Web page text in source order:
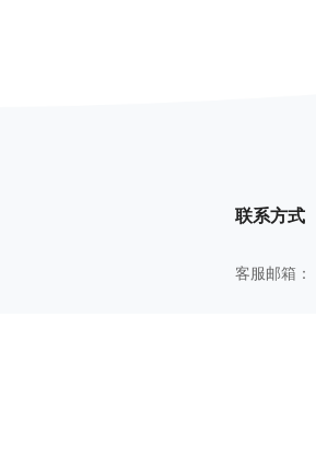
联系方式
客服邮箱：